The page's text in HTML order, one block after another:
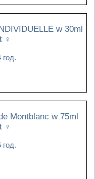
w 30ml
♀
год.
Montblanc w 75ml
♀
год.